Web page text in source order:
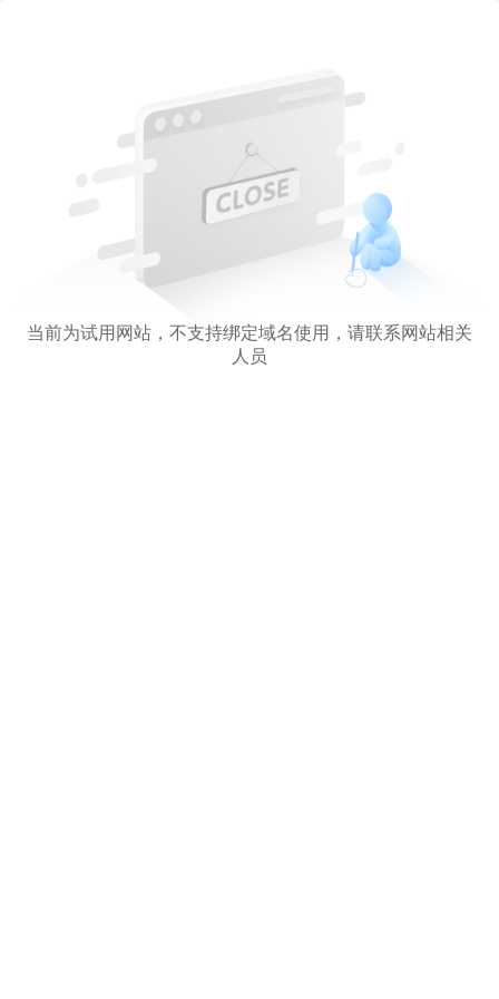
当前为试用网站，不支持绑定域名使用，请联系网站相关
人员